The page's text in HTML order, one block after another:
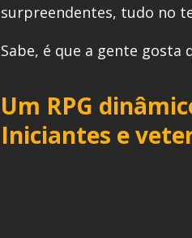
surpreendentes, tudo no
Sabe, é que a gente gosta
Um RPG
Iniciantes e